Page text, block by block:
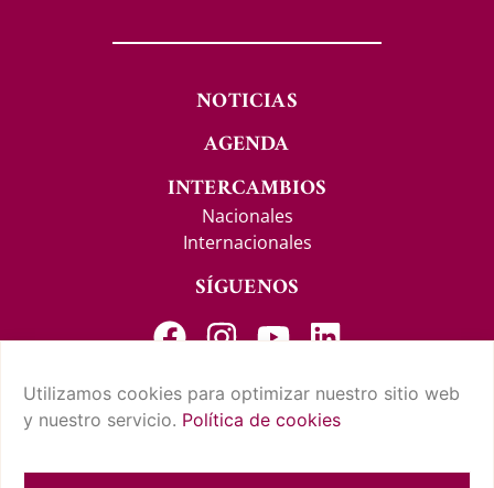
Utilizamos cookies para optimizar nuestro sitio web
y nuestro servicio. Política de cookies
NOTICIAS
AGENDA
INTERCAMBIOS
Nacionales
Internacionales
SÍGUENOS
CONTACTO Y SUGERENCIAS
AVISO LEGAL